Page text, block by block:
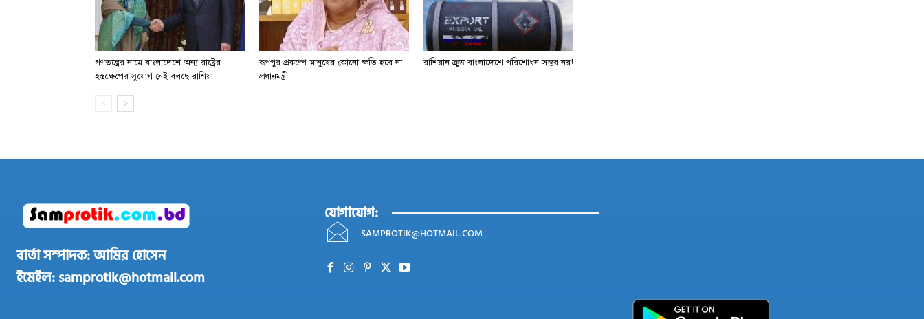
গণতন্ত্রের নামে বাংলাদেশে অন্য রাষ্ট্রের
হস্তক্ষেপের সুযোগ নেই বলছে রাশিয়া
রূপপুর প্রকল্পে মানুষের কোনো ক্ষতি হবে না:
প্রধানমন্ত্রী
রাশিয়ান ক্রুড বাংলাদেশে পরিশোধন সম্ভব নয়!
বার্তা সম্পাদক: আমির হোসেন
ইমেইল: samprotik@hotmail.com
যোগাযোগ:
SAMPROTIK@HOTMAIL.COM